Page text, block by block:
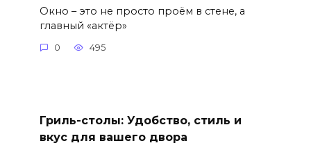
Окно – это не просто проём в стене, а
главный «актёр»
0 495
Гриль-столы: Удобство, стиль и
вкус для вашего двора